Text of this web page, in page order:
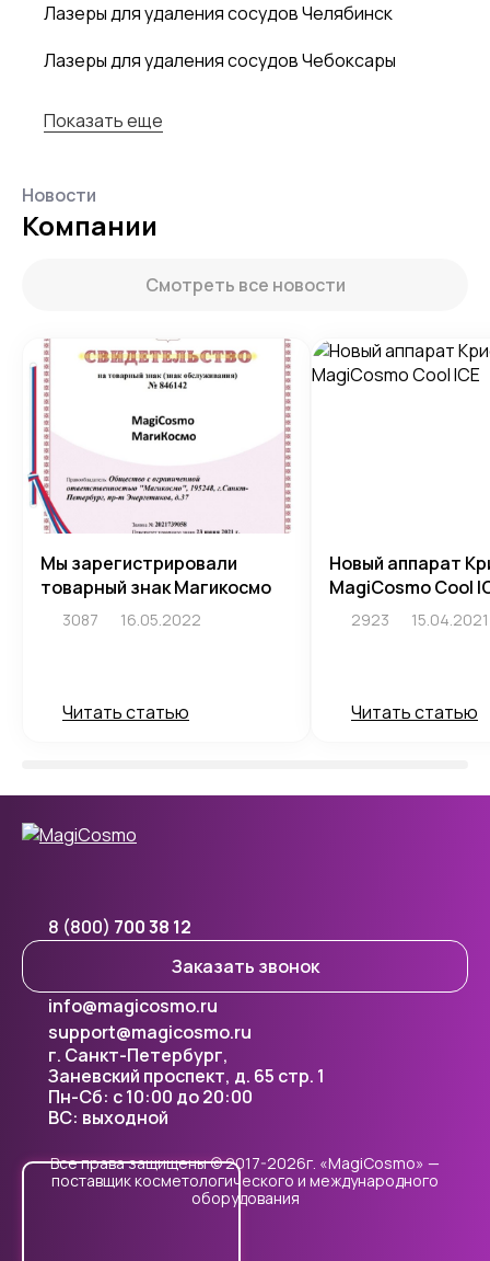
Лазеры для удаления сосудов Челябинск
Лазеры для удаления сосудов Чебоксары
Показать еще
Новости
Компании
Смотреть все новости
Мы зарегистрировали
товарный знак Магикосмо
3087 16.05.2022
Читать статью
Новый аппарат
MagiCosmo Cool
2923 15.04.2021
Читать статью
8 (800) 700 38 12
Заказать звонок
г. Санкт-Петербург,
Заневский проспект, д. 65 стр. 1
info@magicosmo.ru
support@magicosmo.ru
Пн-Сб: с 10:00 до 20:00
ВС: выходной
Все права защищены © 2017-2026г. «MagiCosmo» —
поставщик косметологического и международного
оборудования